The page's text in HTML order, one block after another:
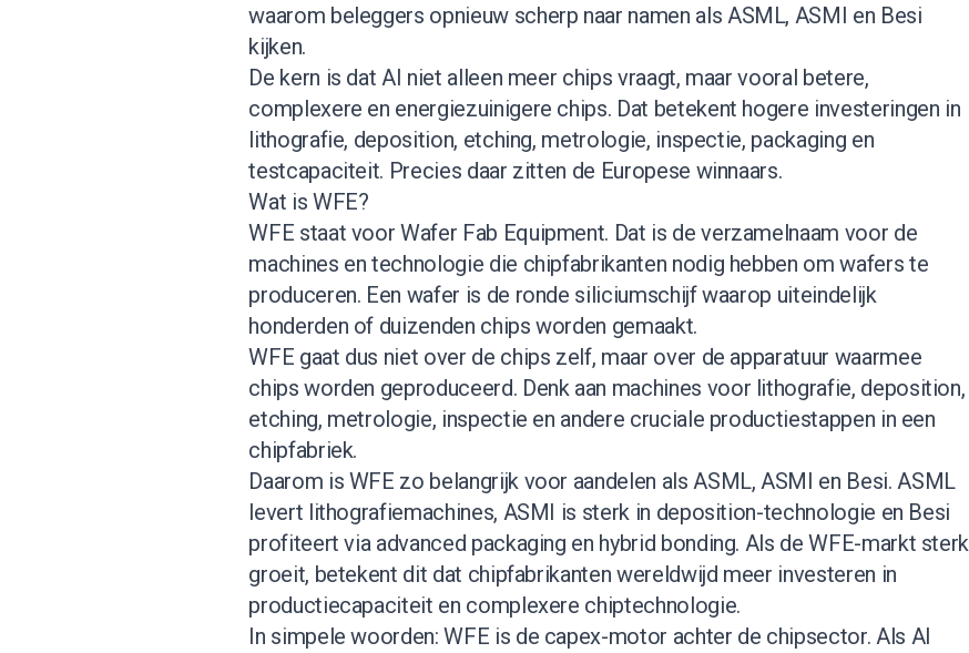
waarom beleggers opnieuw scherp naar namen als ASML, ASMI en Besi
kijken.
De kern is dat AI niet alleen meer chips vraagt, maar vooral betere,
complexere en energiezuinigere chips. Dat betekent hogere investeringen in
lithografie, deposition, etching, metrologie, inspectie, packaging en
testcapaciteit. Precies daar zitten de Europese winnaars.
Wat is WFE?
WFE staat voor Wafer Fab Equipment. Dat is de verzamelnaam voor de
machines en technologie die chipfabrikanten nodig hebben om wafers te
produceren. Een wafer is de ronde siliciumschijf waarop uiteindelijk
honderden of duizenden chips worden gemaakt.
WFE gaat dus niet over de chips zelf, maar over de apparatuur waarmee
chips worden geproduceerd. Denk aan machines voor lithografie, deposition,
etching, metrologie, inspectie en andere cruciale productiestappen in een
chipfabriek.
Daarom is WFE zo belangrijk voor aandelen als ASML, ASMI en Besi. ASML
levert lithografiemachines, ASMI is sterk in deposition-technologie en Besi
profiteert via advanced packaging en hybrid bonding. Als de WFE-markt sterk
groeit, betekent dit dat chipfabrikanten wereldwijd meer investeren in
productiecapaciteit en complexere chiptechnologie.
In simpele woorden: WFE is de capex-motor achter de chipsector. Als AI